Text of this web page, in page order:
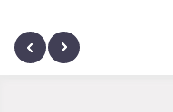
サノヴァ